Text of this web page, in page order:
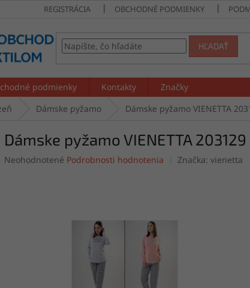
REGISTRÁCIA OBCHODNÉ PODMIENKY
HĽADAŤ
podmienky Kontakty
Značky
Dámske pyžamo Dámske pyžamo VIENETTA
Dámske pyžamo VIENETTA 203129
Priemerné
Neohodnotené Podrobnosti hodnotenia Značka: vienetta